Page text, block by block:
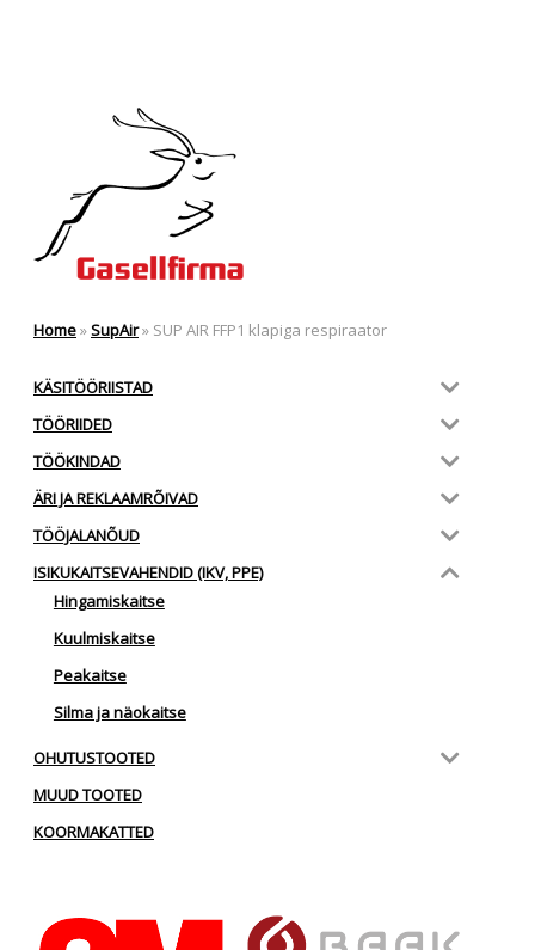
Home»SupAir» SUP AIR FFP1 klapiga respiraator
KÄSITÖÖRIISTAD
TÖÖRIIDED
TÖÖKINDAD
ÄRI JA REKLAAMRÕIVAD
TÖÖJALANÕUD
ISIKUKAITSEVAHENDID (IKV, PPE)
Hingamiskaitse
Kuulmiskaitse
Peakaitse
Silma ja näokaitse
OHUTUSTOOTED
MUUD TOOTED
KOORMAKATTED